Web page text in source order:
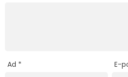
Ad * E-